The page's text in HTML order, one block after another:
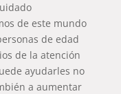
de este mundo
de edad
de la atención
ayudarles no
a aumentar